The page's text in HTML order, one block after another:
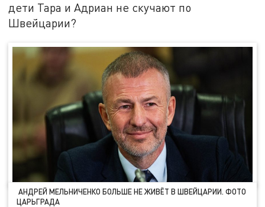
дети Тара и Адриан не скучают по
Швейцарии?
АНДРЕЙ МЕЛЬНИЧЕНКО БОЛЬШЕ НЕ ЖИВЁТ В ШВЕЙЦАРИИ. ФОТО
ЦАРЬГРАДА